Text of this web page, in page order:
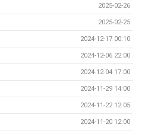
2025-02-26
2025-02-25
2024-12-17 00:10
2024-12-06 22:00
2024-12-04 17:00
2024-11-29 14:00
2024-11-22 12:05
2024-11-20 12:00